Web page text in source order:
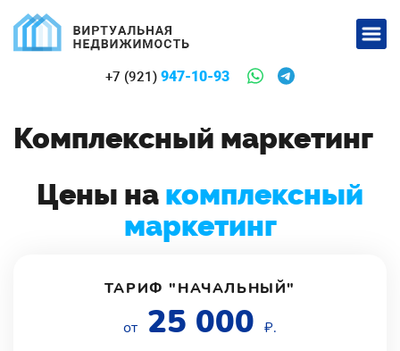
+7 (921) 947-10-93
Комплексный маркетинг
Цены на комплексный
маркетинг
ТАРИФ "НАЧАЛЬНЫЙ"
от 25 000 ₽.